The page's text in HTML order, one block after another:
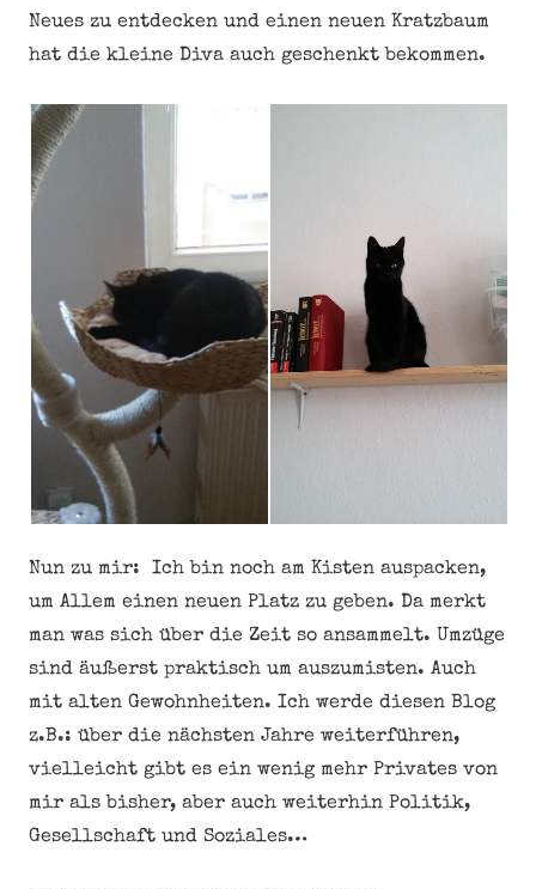
Neues zu entdecken und einen neuen Kratzbaum
hat die kleine Diva auch geschenkt bekommen.
Nun zu mir: Ich bin noch am Kisten auspacken,
um Allem einen neuen Platz zu geben. Da merkt
man was sich über die Zeit so ansammelt. Umzüge
sind äußerst praktisch um auszumisten. Auch
mit alten Gewohnheiten. Ich werde diesen Blog
z.B.: über die nächsten Jahre weiterführen,
vielleicht gibt es ein wenig mehr Privates von
mir als bisher, aber auch weiterhin Politik,
Gesellschaft und Soziales…